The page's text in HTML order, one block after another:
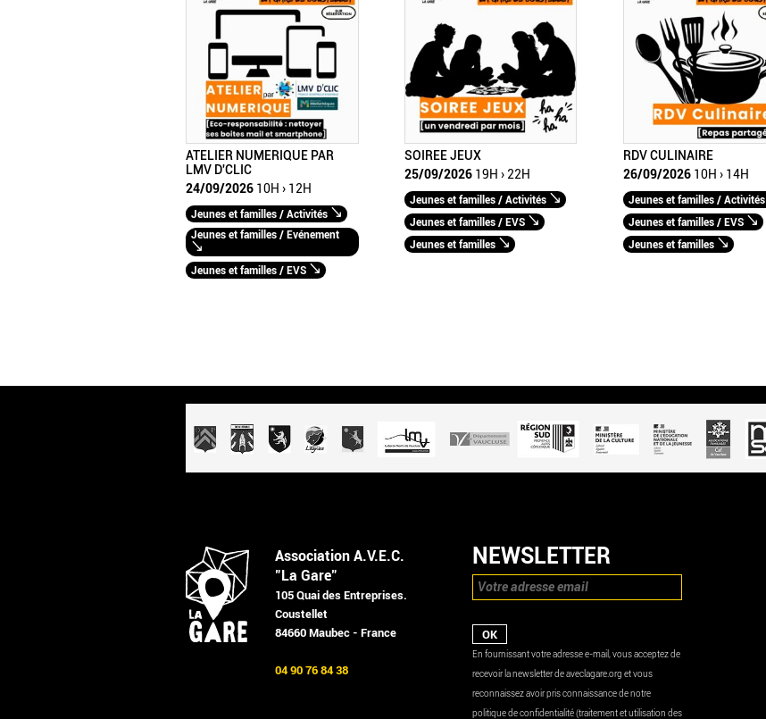
ATELIER NUMERIQUE PAR
LMV D'CLIC
24/09/2026 10H › 12H
Jeunes et familles / Activités
Jeunes et familles / Evénement
Jeunes et familles / EVS
SOIREE JEUX
25/09/2026 19H › 22H
Jeunes et familles / Activités
Jeunes et familles / EVS
Jeunes et familles
RDV CULINAIRE
26/09/2026 10H › 14H
Jeunes et familles / Activités
Jeunes et familles / EVS
Jeunes et familles
Association A.V.E.C.
"La Gare"
105 Quai des Entreprises.
Coustellet
84660 Maubec - France
04 90 76 84 38
NEWSLETTER
En fournissant votre adresse e-mail, vous acceptez de
recevoir la newsletter de aveclagare.org et vous
reconnaissez avoir pris connaissance de notre
politique de confidentialité (traitement et utilisation des